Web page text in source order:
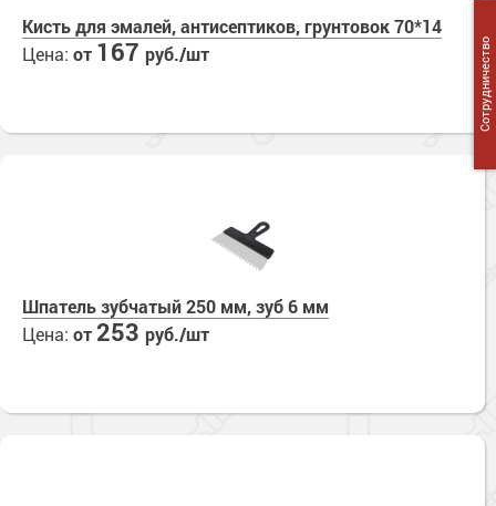
Кисть для эмалей, антисептиков, грунтовок 70*14
Цена: от 167 руб./шт
Шпатель зубчатый 250 мм, зуб 6 мм
Цена: от253 руб./шт
Сотрудничество